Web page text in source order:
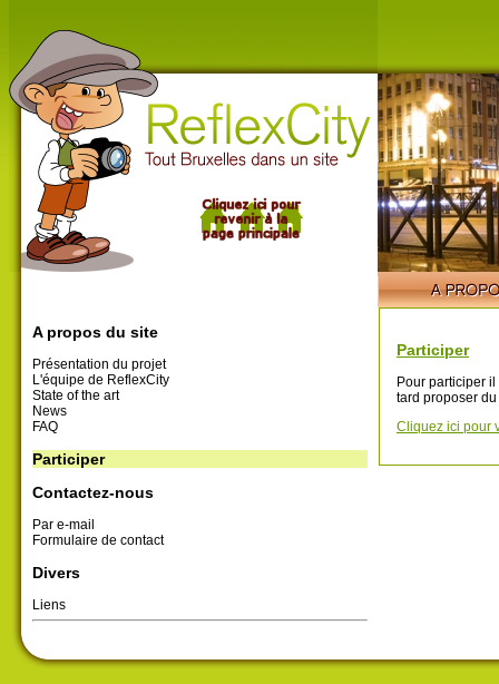
A propos du site
Présentation du projet
L'équipe de ReflexCity
State of the art
News
FAQ
Participer
Contactez-nous
Par e-mail
Formulaire de contact
Divers
Liens
Participer
Pour participer
tard proposer
Cliquez ici pour